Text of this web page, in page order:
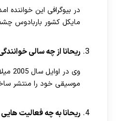
در بیوگرافی این
مایکل کشور باربادوس
ریحانا از چه سالی
وی در
موسیقی خود را منتشر
ریحانا به چه فعالیت